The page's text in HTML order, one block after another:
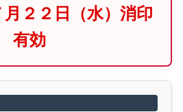
月２２日（水）消印
有効